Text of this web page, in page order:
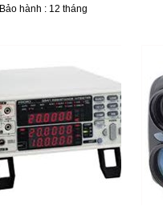
Bảo hành : 12 tháng